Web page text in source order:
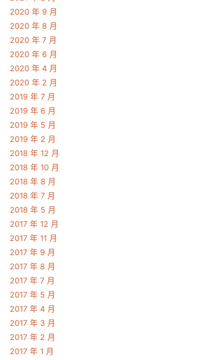
2020 年 9 月
2020 年 8 月
2020 年 7 月
2020 年 6 月
2020 年 4 月
2020 年 2 月
2019 年 7 月
2019 年 6 月
2019 年 5 月
2019 年 2 月
2018 年 12 月
2018 年 10 月
2018 年 8 月
2018 年 7 月
2018 年 5 月
2017 年 12 月
2017 年 11 月
2017 年 9 月
2017 年 8 月
2017 年 7 月
2017 年 5 月
2017 年 4 月
2017 年 3 月
2017 年 2 月
2017 年 1 月